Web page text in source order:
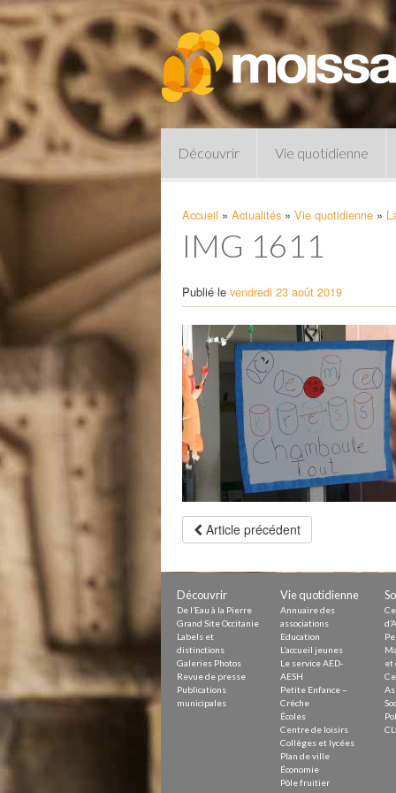
Découvrir Vie quotidienne
Pharmacies de garde
Petite Enfance – Crèche
Écoles
Centre de loisirs
Collèges et lycées
Le service AED-AESH
Pôle fruitier
Tourisme
PAM – Pôle d’Attractivité de
Animations du centre-ville
Annuaire des commerces
Démarchage
Urbanisme
Environnement
Déchets
Eau
Prévention des risques
Crues
Accueil » Actualités » Vie quotidienne »
IMG 1611
Publié le vendredi 23 août 2019
Article précédent
Découvrir
De l’Eau à la Pierre
Grand Site Occitanie
Labels et
distinctions
Galeries Photos
Revue de presse
Publications
municipales
Vie quotidienne
Annuaire des
associations
Education
L’accueil jeunes
Le service AED-
AESH
Petite Enfance –
Crèche
Écoles
Centre de loisirs
Collèges et lycées
Plan de ville
Économie
Pôle fruitier
et